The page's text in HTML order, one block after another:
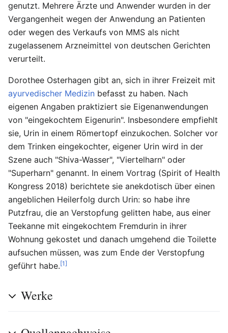
genutzt. Mehrere Ärzte und Anwender wurden in der
Vergangenheit wegen der Anwendung an Patienten
oder wegen des Verkaufs von MMS als nicht
zugelassenem Arzneimittel von deutschen Gerichten
verurteilt.
Dorothee Osterhagen gibt an, sich in ihrer Freizeit mit
ayurvedischer Medizin befasst zu haben. Nach
eigenen Angaben praktiziert sie Eigenanwendungen
von "eingekochtem Eigenurin". Insbesondere empfiehlt
sie, Urin in einem Römertopf einzukochen. Solcher vor
dem Trinken eingekochter, eigener Urin wird in der
Szene auch "Shiva-Wasser", "Viertelharn" oder
"Superharn" genannt. In einem Vortrag (Spirit of Health
Kongress 2018) berichtete sie anekdotisch über einen
angeblichen Heilerfolg durch Urin: so habe ihre
Putzfrau, die an Verstopfung gelitten habe, aus einer
Teekanne mit eingekochtem Fremdurin in ihrer
Wohnung gekostet und danach umgehend die Toilette
aufsuchen müssen, was zum Ende der Verstopfung
geführt habe.[1]
Werke